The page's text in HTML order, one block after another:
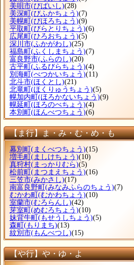
美唄市(びばいし)(28)
美深町 (びふかちょう)(7)
美幌町 (びほろちょう)(9)
平取町 (びらとりちょう)(6)
広尾町 (ひろおちょう)(5)
深川市(ふかがわし)(25)
福島町 (ふくしまちょう)(7)
富良野市(ふらのし)(20)
古平町 (ふるびらちょう)(4)
別海町 (べつかいちょう)(11)
北斗市(ほくとし)(21)
北竜町 (ほくりゅうちょう)(5)
幌加内町 (ほろかないちょう)(9)
幌延町 (ほろのべちょう)(4)
本別町 (ほんべつちょう)(6)
【ま行】ま・み・む・め・も
幕別町(まくべつちょう)(15)
増毛町(ましけちょう)(10)
真狩村(まっかりむら)(5)
松前町(まつまえちょう)(16)
三笠市(みかさし)(17)
南富良野町(みなみふらのちょう)(7)
むかわ町(むかわちょう)(10)
室蘭市(むろらんし)(42)
芽室町(めむろちょう)(10)
妹背牛町(もせうしちょう)(5)
森町(もりまち)(13)
紋別市(もんべつし)(15)
【や行】や・ゆ・よ